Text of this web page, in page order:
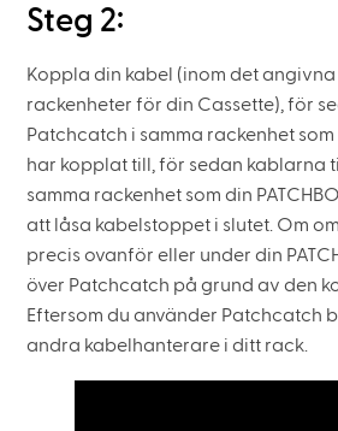
Steg 2:
Koppla din kabel (inom det
rackenheter för din Cassette), för
Patchcatch i samma rackenhet
har kopplat till, för sedan kablarna
samma rackenhet som din
att låsa kabelstoppet i slutet. Om
precis ovanför eller under din
över Patchcatch på grund av den
Eftersom du använder Patchcatch
andra kabelhanterare i ditt rack.